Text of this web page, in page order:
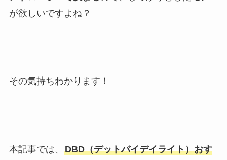
が欲しいですよね？
その気持ちわかります！
本記事では、 DBD（デットバイデイライト）おす